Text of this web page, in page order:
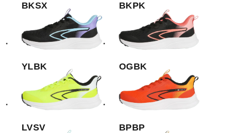
BKSX BKPK
YLBK OGBK
LVSV BPBP